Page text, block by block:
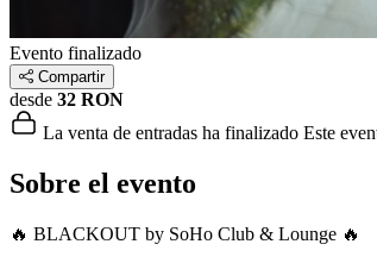
Evento finalizado
Compartir
desde 32 RON
La venta de entradas ha finalizado Este
Sobre el evento
🔥 BLACKOUT by SoHo Club & Lounge 🔥